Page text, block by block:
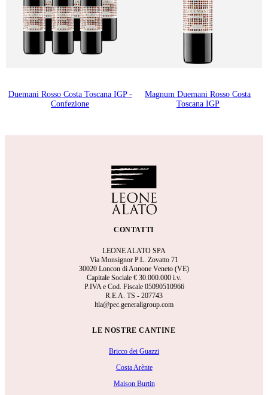
Duemani Rosso Costa Toscana IGP -
Confezione
Magnum Duemani Rosso Costa
Toscana IGP
CONTATTI
LEONE ALATO SPA
Via Monsignor P.L. Zovatto 71
30020 Loncon di Annone Veneto (VE)
Capitale Sociale € 30.000.000 i.v.
P.IVA e Cod. Fiscale 05090510966
R.E.A. TS - 207743
ltla@pec.generaligroup.com
LE NOSTRE CANTINE
Bricco dei Guazzi
Costa Arènte
Maison Burtin